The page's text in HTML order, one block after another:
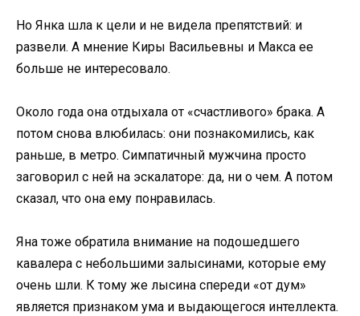
Но Янка шла к цели и не видела препятствий: и
развели. А мнение Киры Васильевны и Макса ее
больше не интересовало.
Около года она отдыхала от «счастливого» брака. А
потом снова влюбилась: они познакомились, как
раньше, в метро. Симпатичный мужчина просто
заговорил с ней на эскалаторе: да, ни о чем. А потом
сказал, что она ему понравилась.
Яна тоже обратила внимание на подошедшего
кавалера с небольшими залысинами, которые ему
очень шли. К тому же лысина спереди «от дум»
является признаком ума и выдающегося интеллекта.